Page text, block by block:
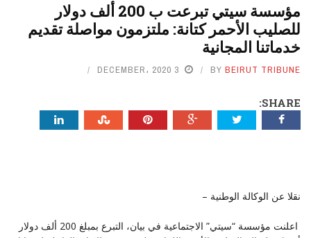
مؤسسة سيتي تبرعت ب 200 ألف دولار
للصليب الأحمر كتانة: ملتزمون مواصلة تقديم
خدماتنا المجانية
BY BEIRUT TRIBUNE 3 DECEMBER، 2020
SHARE:
نقلا عن الوكالة الوطنية –
اعلنت مؤسسة “سيتي” الاجتماعية في بيان، التبرع بمبلغ 200 ألف دولار